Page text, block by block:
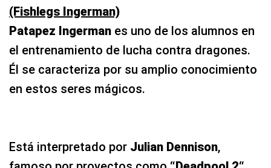
(Fishlegs Ingerman)
Patapez Ingerman es uno de los alumnos en
el entrenamiento de lucha contra dragones.
Él se caracteriza por su amplio conocimiento
en estos seres mágicos.
Está interpretado por Julian Dennison,